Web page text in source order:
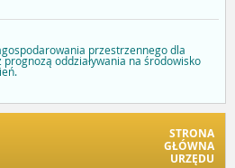
przestrzennego dla
prognozą oddziaływania na środowisko
STRONA
GŁÓWNA
URZĘDU